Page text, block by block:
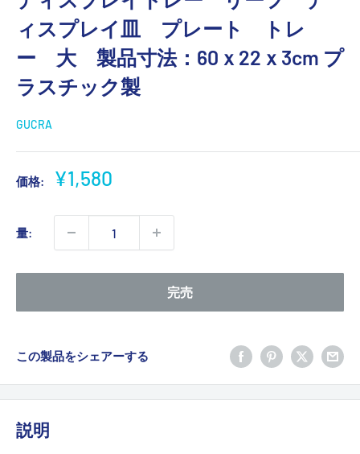
ィスプレイ皿 プレート トレ
ー 大 製品寸法：60ｘ22ｘ3cm プ
ラスチック製
GUCRA
価格:
販
価
格
¥1,580
量:
完売
この製品をシェアーする
説明